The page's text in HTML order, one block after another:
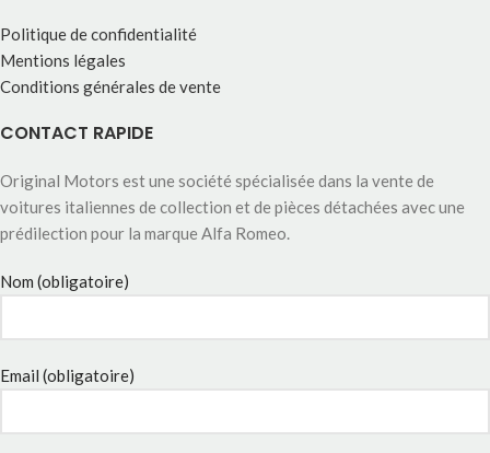
Politique de confidentialité
Mentions légales
Conditions générales de vente
CONTACT RAPIDE
Original Motors est une société spécialisée dans la vente de
voitures italiennes de collection et de pièces détachées avec une
prédilection pour la marque Alfa Romeo.
Nom (obligatoire)
Email (obligatoire)